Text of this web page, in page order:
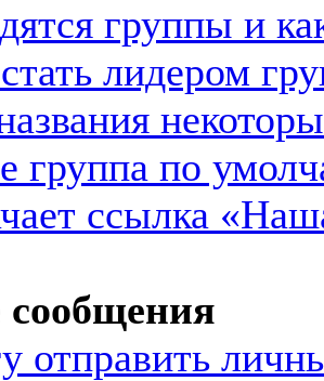
группы и
лидером
группа по
ссылка
отправить